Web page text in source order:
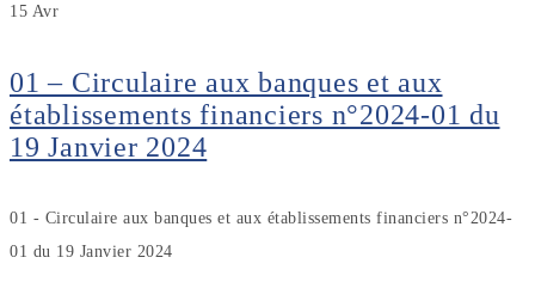
15 Avr
01 – Circulaire aux banques et aux
établissements financiers n°2024-01 du
19 Janvier 2024
01 - Circulaire aux banques et aux établissements financiers n°2024-
01 du 19 Janvier 2024